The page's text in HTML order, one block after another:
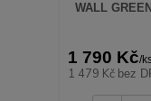
WALL
1 790 Kč/
1 479 Kč bez